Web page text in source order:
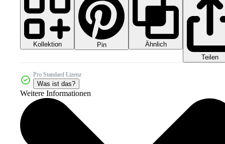
Kollektion Pin
Ähnlich
Teilen
Pro Standard Lizenz
Was ist das?
Weitere Informationen